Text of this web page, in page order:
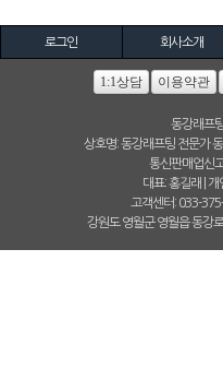
로그인 회사소개
1:1상담 이용약관
동강래프
상호명: 동강래프팅 전문가
통신판매업신
대표: 홍길래 |
고객센터: 033-
강원도 영월군 영월읍 동강